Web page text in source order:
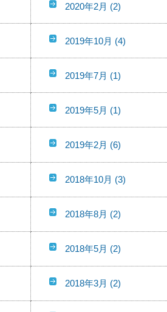
2020年2月 (2)
2019年10月 (4)
2019年7月 (1)
2019年5月 (1)
2019年2月 (6)
2018年10月 (3)
2018年8月 (2)
2018年5月 (2)
2018年3月 (2)